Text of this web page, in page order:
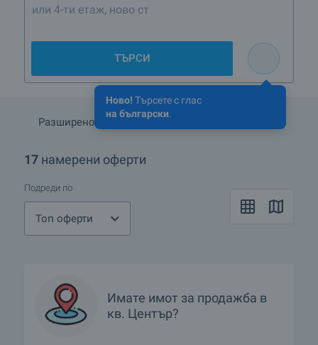
Какви къщи се предлагат в кв.Център, гр.Бургас?
Ново! Търсете с глас
на български.
или 4-ти етаж, ново строителство след 2016
ТЪРСИ
Разширено търсене
17 намерени оферти
Подреди по
Топ оферти
Имате имот за продажба в
кв. Център?